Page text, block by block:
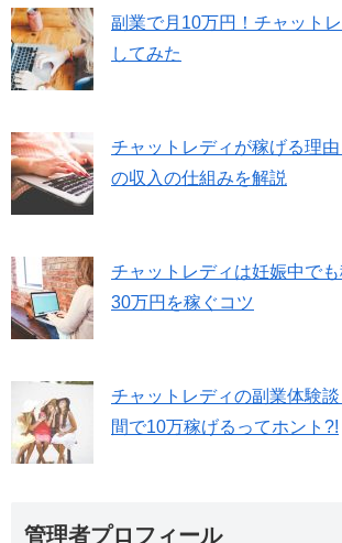
副業で月10万円！チャット
してみた
チャットレディが稼げる理
の収入の仕組みを解説
チャットレディは妊娠中で
30万円を稼ぐコツ
チャットレディの副業体験
間で10万稼げるってホント?!
管理者プロフィール